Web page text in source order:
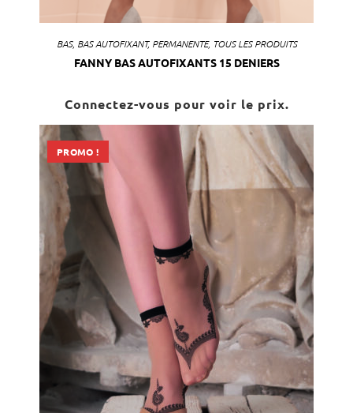
BAS, BAS AUTOFIXANT, PERMANENTE, TOUS LES PRODUITS
FANNY BAS AUTOFIXANTS 15 DENIERS
Connectez-vous pour voir le prix.
PROMO !